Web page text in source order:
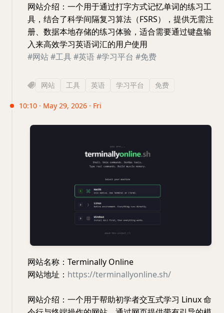
网站介绍：一个用于通过打字方式记忆单词的练习工
具，结合了科学间隔复习算法（FSRS），提供无需注
册、数据本地存储的练习体验，适合需要通过键盘输
入来高效学习英语词汇的用户使用
#网站#工具#英语#学习平台 #免费
网站 工具 英语 学习平台 免费
10:10 · May 29, 2026 · Fri
网站名称：Terminally Online
网站地址： https://terminallyonline.sh/
网站介绍：一个用于帮助初学者交互式学习 Linux 命